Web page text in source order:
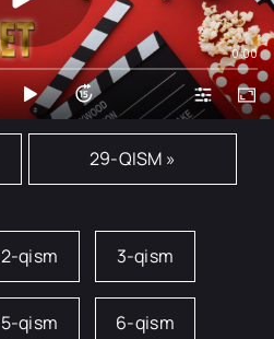
0:00
29-QISM »
2-qism 3-qism
5-qism 6-qism